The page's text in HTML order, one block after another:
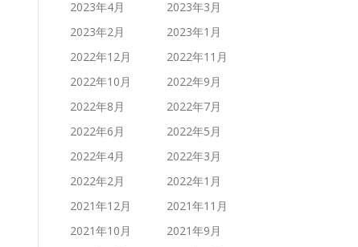
2023年4月
2023年3月
2023年2月
2023年1月
2022年12月
2022年11月
2022年10月
2022年9月
2022年8月
2022年7月
2022年6月
2022年5月
2022年4月
2022年3月
2022年2月
2022年1月
2021年12月
2021年11月
2021年10月
2021年9月